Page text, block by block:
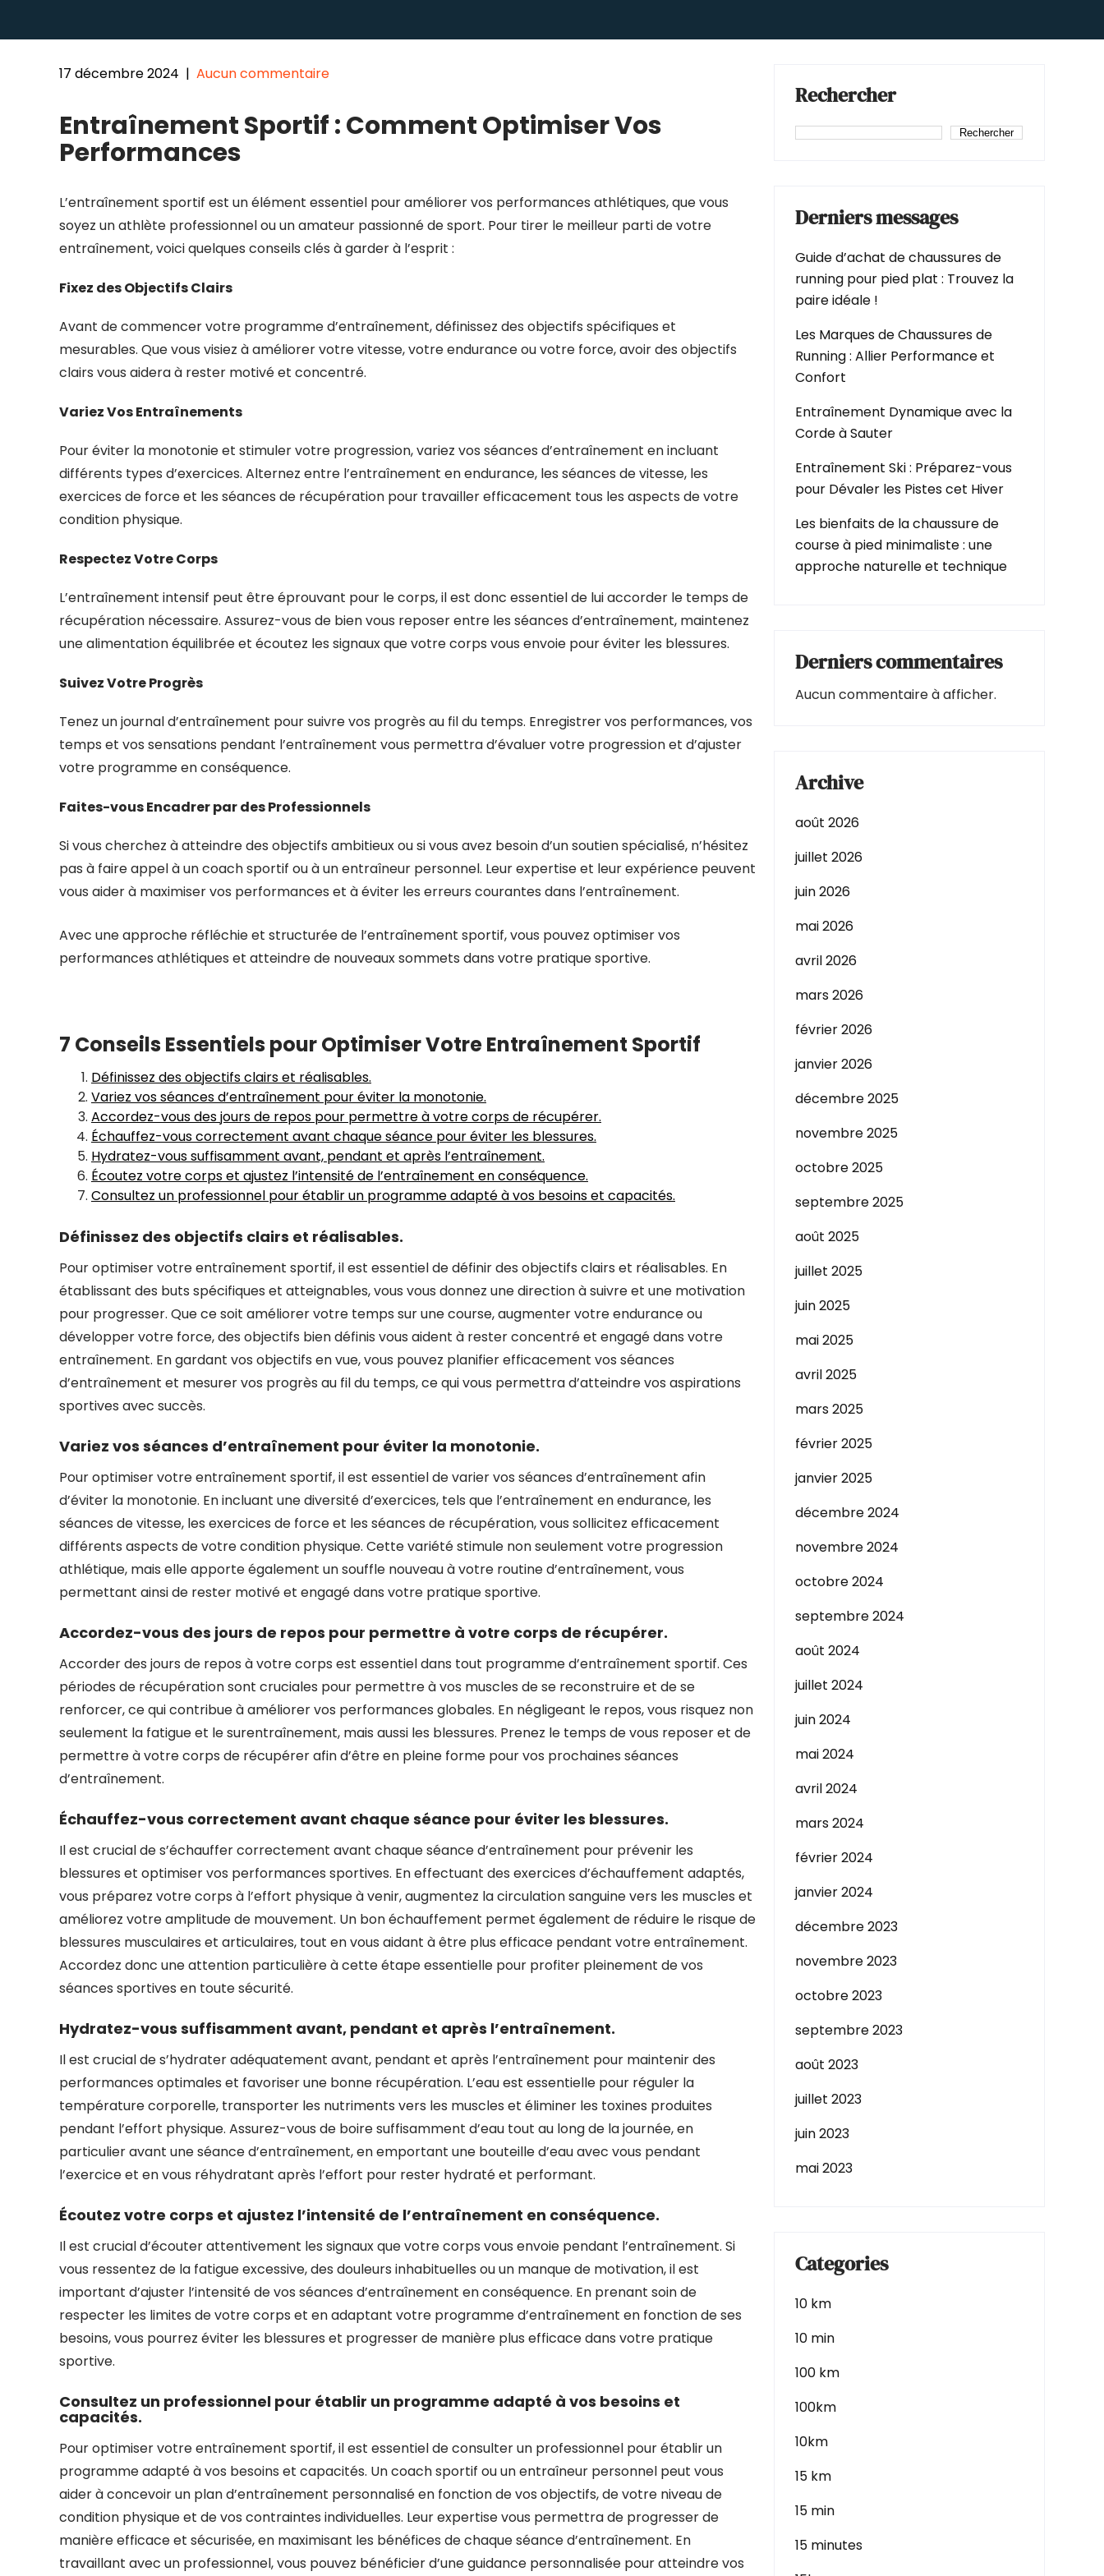
17 décembre 2024 | Aucun commentaire
Entraînement Sportif : Comment Optimiser Vos
Performances
L’entraînement sportif est un élément essentiel pour améliorer vos performances athlétiques, que vous
soyez un athlète professionnel ou un amateur passionné de sport. Pour tirer le meilleur parti de votre
entraînement, voici quelques conseils clés à garder à l’esprit :
Fixez des Objectifs Clairs
Avant de commencer votre programme d’entraînement, définissez des objectifs spécifiques et
mesurables. Que vous visiez à améliorer votre vitesse, votre endurance ou votre force, avoir des objectifs
clairs vous aidera à rester motivé et concentré.
Variez Vos Entraînements
Pour éviter la monotonie et stimuler votre progression, variez vos séances d’entraînement en incluant
différents types d’exercices. Alternez entre l’entraînement en endurance, les séances de vitesse, les
exercices de force et les séances de récupération pour travailler efficacement tous les aspects de votre
condition physique.
Respectez Votre Corps
L’entraînement intensif peut être éprouvant pour le corps, il est donc essentiel de lui accorder le temps de
récupération nécessaire. Assurez-vous de bien vous reposer entre les séances d’entraînement, maintenez
une alimentation équilibrée et écoutez les signaux que votre corps vous envoie pour éviter les blessures.
Suivez Votre Progrès
Tenez un journal d’entraînement pour suivre vos progrès au fil du temps. Enregistrer vos performances, vos
temps et vos sensations pendant l’entraînement vous permettra d’évaluer votre progression et d’ajuster
votre programme en conséquence.
Faites-vous Encadrer par des Professionnels
Si vous cherchez à atteindre des objectifs ambitieux ou si vous avez besoin d’un soutien spécialisé, n’hésitez
pas à faire appel à un coach sportif ou à un entraîneur personnel. Leur expertise et leur expérience peuvent
vous aider à maximiser vos performances et à éviter les erreurs courantes dans l’entraînement.
Avec une approche réfléchie et structurée de l’entraînement sportif, vous pouvez optimiser vos
performances athlétiques et atteindre de nouveaux sommets dans votre pratique sportive.
7 Conseils Essentiels pour Optimiser Votre Entraînement Sportif
Définissez des objectifs clairs et réalisables.
Variez vos séances d’entraînement pour éviter la monotonie.
Accordez-vous des jours de repos pour permettre à votre corps de récupérer.
Échauffez-vous correctement avant chaque séance pour éviter les blessures.
Hydratez-vous suffisamment avant, pendant et après l’entraînement.
Écoutez votre corps et ajustez l’intensité de l’entraînement en conséquence.
Consultez un professionnel pour établir un programme adapté à vos besoins et capacités.
Définissez des objectifs clairs et réalisables.
Pour optimiser votre entraînement sportif, il est essentiel de définir des objectifs clairs et réalisables. En
établissant des buts spécifiques et atteignables, vous vous donnez une direction à suivre et une motivation
pour progresser. Que ce soit améliorer votre temps sur une course, augmenter votre endurance ou
développer votre force, des objectifs bien définis vous aident à rester concentré et engagé dans votre
entraînement. En gardant vos objectifs en vue, vous pouvez planifier efficacement vos séances
d’entraînement et mesurer vos progrès au fil du temps, ce qui vous permettra d’atteindre vos aspirations
sportives avec succès.
Variez vos séances d’entraînement pour éviter la monotonie.
Pour optimiser votre entraînement sportif, il est essentiel de varier vos séances d’entraînement afin
d’éviter la monotonie. En incluant une diversité d’exercices, tels que l’entraînement en endurance, les
séances de vitesse, les exercices de force et les séances de récupération, vous sollicitez efficacement
différents aspects de votre condition physique. Cette variété stimule non seulement votre progression
athlétique, mais elle apporte également un souffle nouveau à votre routine d’entraînement, vous
permettant ainsi de rester motivé et engagé dans votre pratique sportive.
Accordez-vous des jours de repos pour permettre à votre corps de récupérer.
Accorder des jours de repos à votre corps est essentiel dans tout programme d’entraînement sportif. Ces
périodes de récupération sont cruciales pour permettre à vos muscles de se reconstruire et de se
renforcer, ce qui contribue à améliorer vos performances globales. En négligeant le repos, vous risquez non
seulement la fatigue et le surentraînement, mais aussi les blessures. Prenez le temps de vous reposer et de
permettre à votre corps de récupérer afin d’être en pleine forme pour vos prochaines séances
d’entraînement.
Échauffez-vous correctement avant chaque séance pour éviter les blessures.
Il est crucial de s’échauffer correctement avant chaque séance d’entraînement pour prévenir les
blessures et optimiser vos performances sportives. En effectuant des exercices d’échauffement adaptés,
vous préparez votre corps à l’effort physique à venir, augmentez la circulation sanguine vers les muscles et
améliorez votre amplitude de mouvement. Un bon échauffement permet également de réduire le risque de
blessures musculaires et articulaires, tout en vous aidant à être plus efficace pendant votre entraînement.
Accordez donc une attention particulière à cette étape essentielle pour profiter pleinement de vos
séances sportives en toute sécurité.
Hydratez-vous suffisamment avant, pendant et après l’entraînement.
Il est crucial de s’hydrater adéquatement avant, pendant et après l’entraînement pour maintenir des
performances optimales et favoriser une bonne récupération. L’eau est essentielle pour réguler la
température corporelle, transporter les nutriments vers les muscles et éliminer les toxines produites
pendant l’effort physique. Assurez-vous de boire suffisamment d’eau tout au long de la journée, en
particulier avant une séance d’entraînement, en emportant une bouteille d’eau avec vous pendant
l’exercice et en vous réhydratant après l’effort pour rester hydraté et performant.
Écoutez votre corps et ajustez l’intensité de l’entraînement en conséquence.
Il est crucial d’écouter attentivement les signaux que votre corps vous envoie pendant l’entraînement. Si
vous ressentez de la fatigue excessive, des douleurs inhabituelles ou un manque de motivation, il est
important d’ajuster l’intensité de vos séances d’entraînement en conséquence. En prenant soin de
respecter les limites de votre corps et en adaptant votre programme d’entraînement en fonction de ses
besoins, vous pourrez éviter les blessures et progresser de manière plus efficace dans votre pratique
sportive.
Consultez un professionnel pour établir un programme adapté à vos besoins et
capacités.
Pour optimiser votre entraînement sportif, il est essentiel de consulter un professionnel pour établir un
programme adapté à vos besoins et capacités. Un coach sportif ou un entraîneur personnel peut vous
aider à concevoir un plan d’entraînement personnalisé en fonction de vos objectifs, de votre niveau de
condition physique et de vos contraintes individuelles. Leur expertise vous permettra de progresser de
manière efficace et sécurisée, en maximisant les bénéfices de chaque séance d’entraînement. En
travaillant avec un professionnel, vous pouvez bénéficier d’une guidance personnalisée pour atteindre vos
Rechercher
Rechercher
Derniers messages
Guide d’achat de chaussures de
running pour pied plat : Trouvez la
paire idéale !
Les Marques de Chaussures de
Running : Allier Performance et
Confort
Entraînement Dynamique avec la
Corde à Sauter
Entraînement Ski : Préparez-vous
pour Dévaler les Pistes cet Hiver
Les bienfaits de la chaussure de
course à pied minimaliste : une
approche naturelle et technique
Derniers commentaires
Aucun commentaire à afficher.
Archive
août 2026
juillet 2026
juin 2026
mai 2026
avril 2026
mars 2026
février 2026
janvier 2026
décembre 2025
novembre 2025
octobre 2025
septembre 2025
août 2025
juillet 2025
juin 2025
mai 2025
avril 2025
mars 2025
février 2025
janvier 2025
décembre 2024
novembre 2024
octobre 2024
septembre 2024
août 2024
juillet 2024
juin 2024
mai 2024
avril 2024
mars 2024
février 2024
janvier 2024
décembre 2023
novembre 2023
octobre 2023
septembre 2023
août 2023
juillet 2023
juin 2023
mai 2023
Categories
10 km
10 min
100 km
100km
10km
15 km
15 min
15 minutes